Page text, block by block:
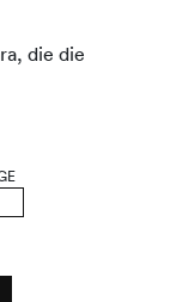
die die